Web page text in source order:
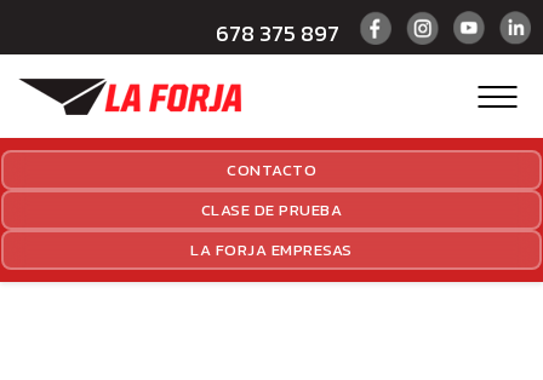
678 375 897
CONTACTO
CLASE DE PRUEBA
LA FORJA EMPRESAS